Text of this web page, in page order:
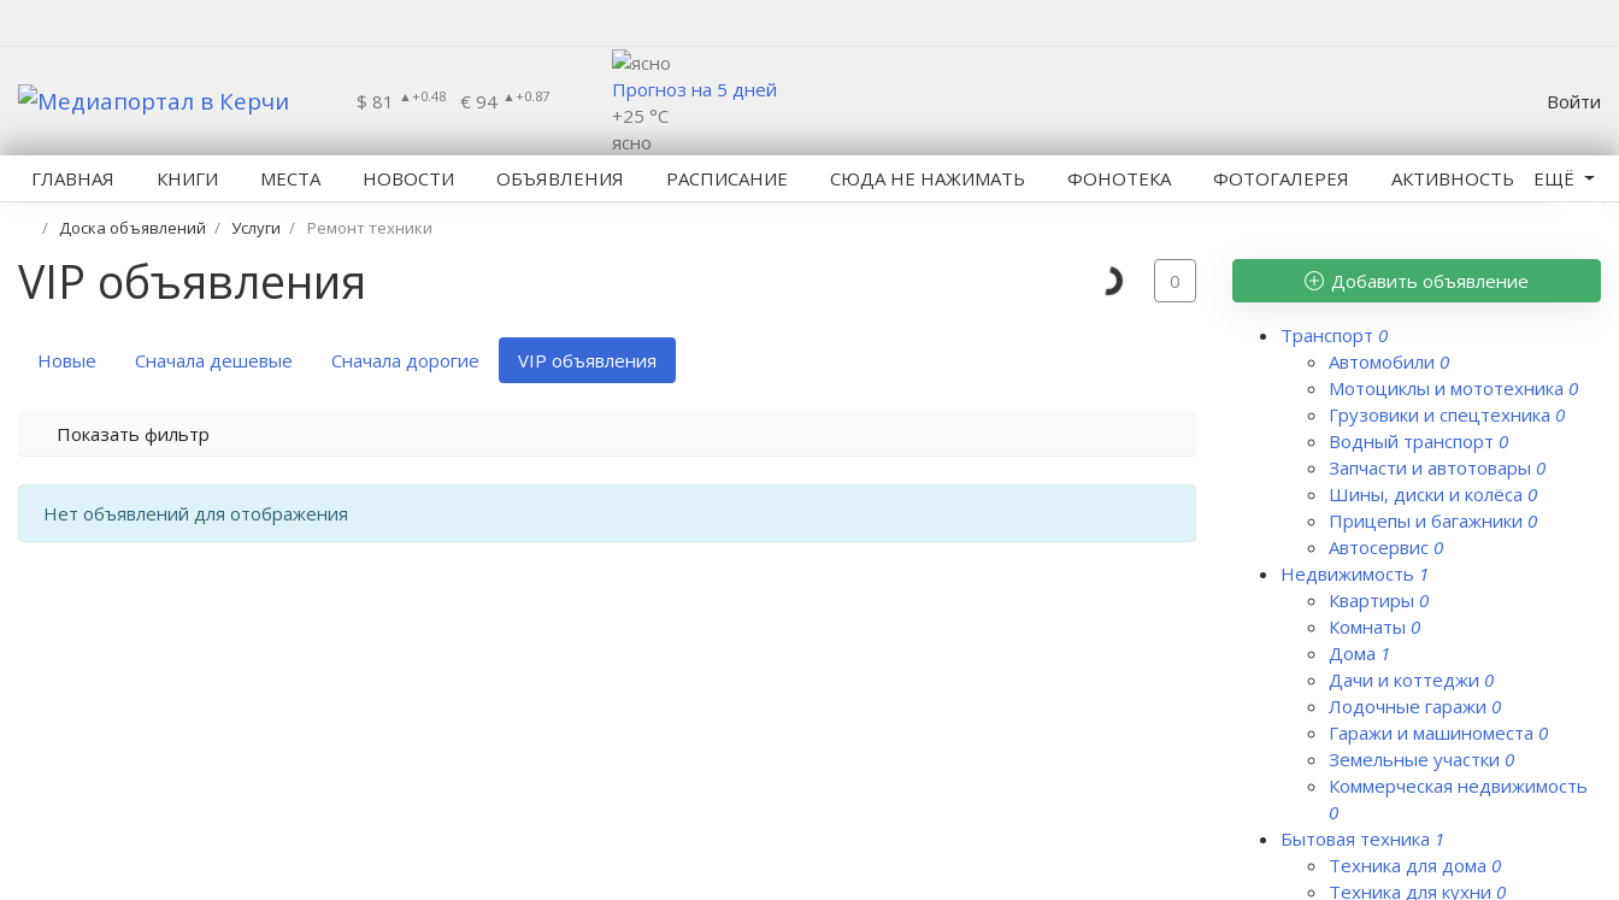
$ 81 ▲+0.48 € 94 ▲+0.87
Прогноз на 5 дней
+25 °C
ясно
Войти
ГЛАВНАЯ КНИГИ МЕСТА НОВОСТИ ОБЪЯВЛЕНИЯ РАСПИСАНИЕ СЮДА НЕ НАЖИМАТЬ ФОНОТЕКА ФОТОГАЛЕРЕЯ АКТИВНОСТЬ ЕЩЁ
Доска объявлений Услуги Ремонт техники
VIP объявления 0
Новые Сначала дешевые Сначала дорогие VIP объявления
Показать фильтр
Нет объявлений для отображения
Добавить объявление
Транспорт 0
Автомобили 0
Мотоциклы и мототехника 0
Грузовики и спецтехника 0
Водный транспорт 0
Запчасти и автотовары 0
Шины, диски и колёса 0
Прицепы и багажники 0
Автосервис 0
Недвижимость 1
Квартиры 0
Комнаты 0
Дома 1
Дачи и коттеджи 0
Лодочные гаражи 0
Гаражи и машиноместа 0
Земельные участки 0
Коммерческая недвижимость
0
Бытовая техника 1
Техника для дома 0
Техника для кухни 0